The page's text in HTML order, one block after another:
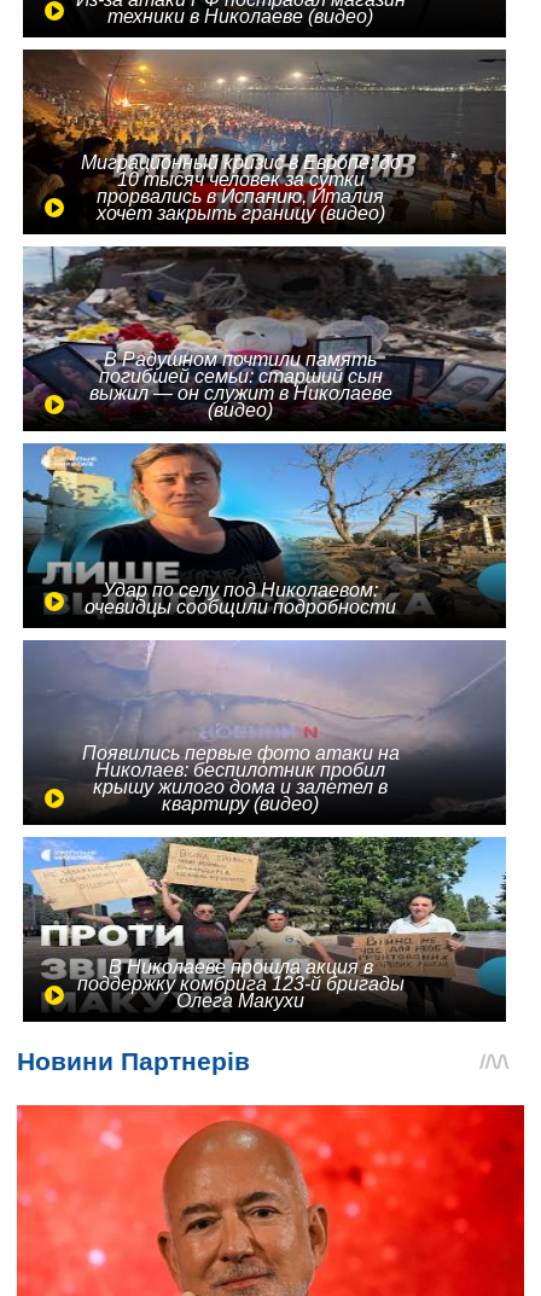
техники в Николаеве (видео)
Миграционный кризис в Европе: до
10 тысяч человек за сутки
прорвались в Испанию, Италия
хочет закрыть границу (видео)
В Радушном почтили память
погибшей семьи: старший сын
выжил — он служит в Николаеве
(видео)
Удар по селу под Николаевом:
очевидцы сообщили подробности
Появились первые фото атаки на
Николаев: беспилотник пробил
крышу жилого дома и залетел в
квартиру (видео)
В Николаеве прошла акция в
поддержку комбрига 123-й бригады
Олега Макухи